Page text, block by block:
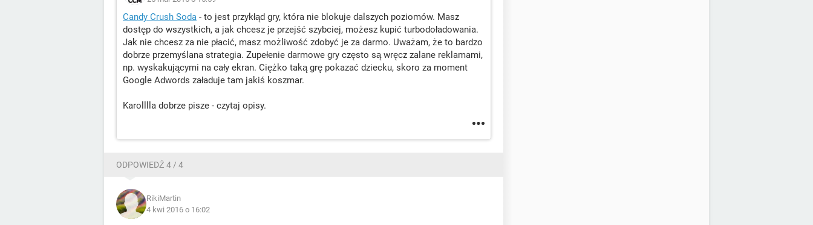
Candy Crush Soda - to jest przykłąd gry, która nie blokuje dalszych poziomów. Masz
dostęp do wszystkich, a jak chcesz je przejść szybciej, możesz kupić turbodoładowania.
Jak nie chcesz za nie płacić, masz możliwość zdobyć je za darmo. Uważam, że to bardzo
dobrze przemyślana strategia. Zupełenie darmowe gry często są wręcz zalane reklamami,
np. wyskakującymi na cały ekran. Ciężko taką grę pokazać dziecku, skoro za moment
Google Adwords załaduje tam jakiś koszmar.
Karolllla dobrze pisze - czytaj opisy.
ODPOWIEDŹ 4 / 4
RikiMartin
4 kwi 2016 o 16:02